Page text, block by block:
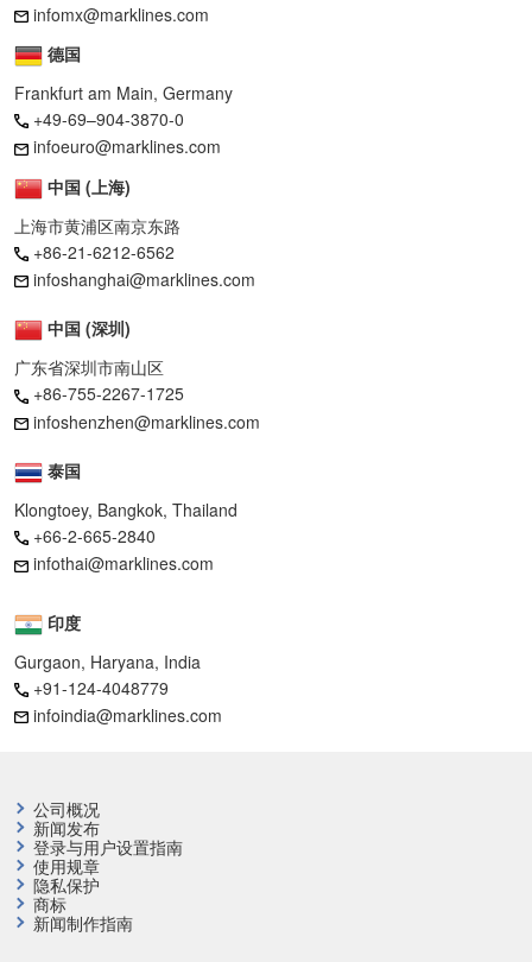
infomx@marklines.com
德国
Frankfurt am Main, Germany
+49-69–904-3870-0
infoeuro@marklines.com
中国 (上海)
上海市黄浦区南京东路
+86-21-6212-6562
infoshanghai@marklines.com
中国 (深圳)
广东省深圳市南山区
+86-755-2267-1725
infoshenzhen@marklines.com
泰国
Klongtoey, Bangkok, Thailand
+66-2-665-2840
infothai@marklines.com
印度
Gurgaon, Haryana, India
+91-124-4048779
infoindia@marklines.com
公司概况
新闻发布
登录与用户设置指南
使用规章
隐私保护
商标
新闻制作指南